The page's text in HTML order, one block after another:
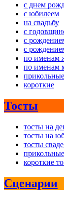
с днем
с юбилеем
на свадьбу
с
с
с
по именам
по именам
прикольные
короткие
Тосты
тосты на
тосты на
тосты
короткие
Сценарии